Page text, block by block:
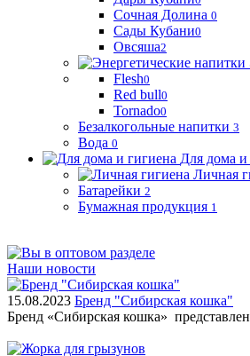
Сочная Долина 0
Сады Кубани0
Овсяша2
Flesh0
Red bull0
Tornado0
Безалкогольные напитки 3
Вода 0
Для дома и
Личная
Батарейки 2
Бумажная продукция 1
Наши новости
15.08.2023 Бренд "Сибирская кошка"
Бренд «Сибирская кошка»